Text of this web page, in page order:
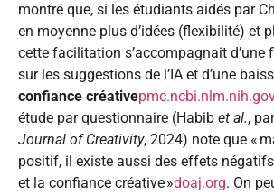
montré que, si les étudiants aidés par
en moyenne plus d’idées (flexibilité) et
cette facilitation s’accompagnait d’une
sur les suggestions de l’IA et d’une
confiance créativepmc.ncbi.nlm.nih.gov
étude par questionnaire (Habib et al.,
Journal of Creativity, 2024) note que «
positif, il existe aussi des effets
et la confiance créative »doaj.org. On